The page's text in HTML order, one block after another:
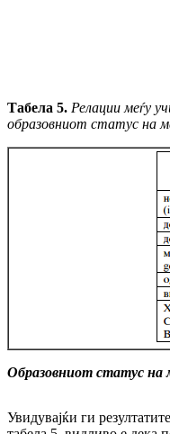
Табела 5. Релации меѓу
образовниот статус на
Образовниот статус на
Увидувајќи ги